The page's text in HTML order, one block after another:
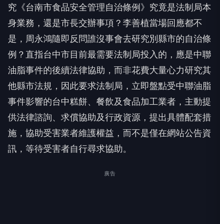
究《台南市食品安全管理自治條例》究竟是法制局本
身業務，還是市長交辦事項？李善植當場回應都不
是，周永鴻隨即反問誰沒事會去研究別縣市的自治條
例？直指台中市目前最需要法制局投入的，應是中聯
油脂事件的後續法律協助，而非花費大量心力研究其
他縣市法規，因此要求法制局，立即盤點受中聯油脂
事件影響的台中糕餅、餐飲及食品加工業者，主動提
供法律諮詢、求償協助及行政資源，提出具體配套措
施，協助受害業者維護權益，而不是僅在網站公告資
訊，等待受害者自行尋求協助。
廣告